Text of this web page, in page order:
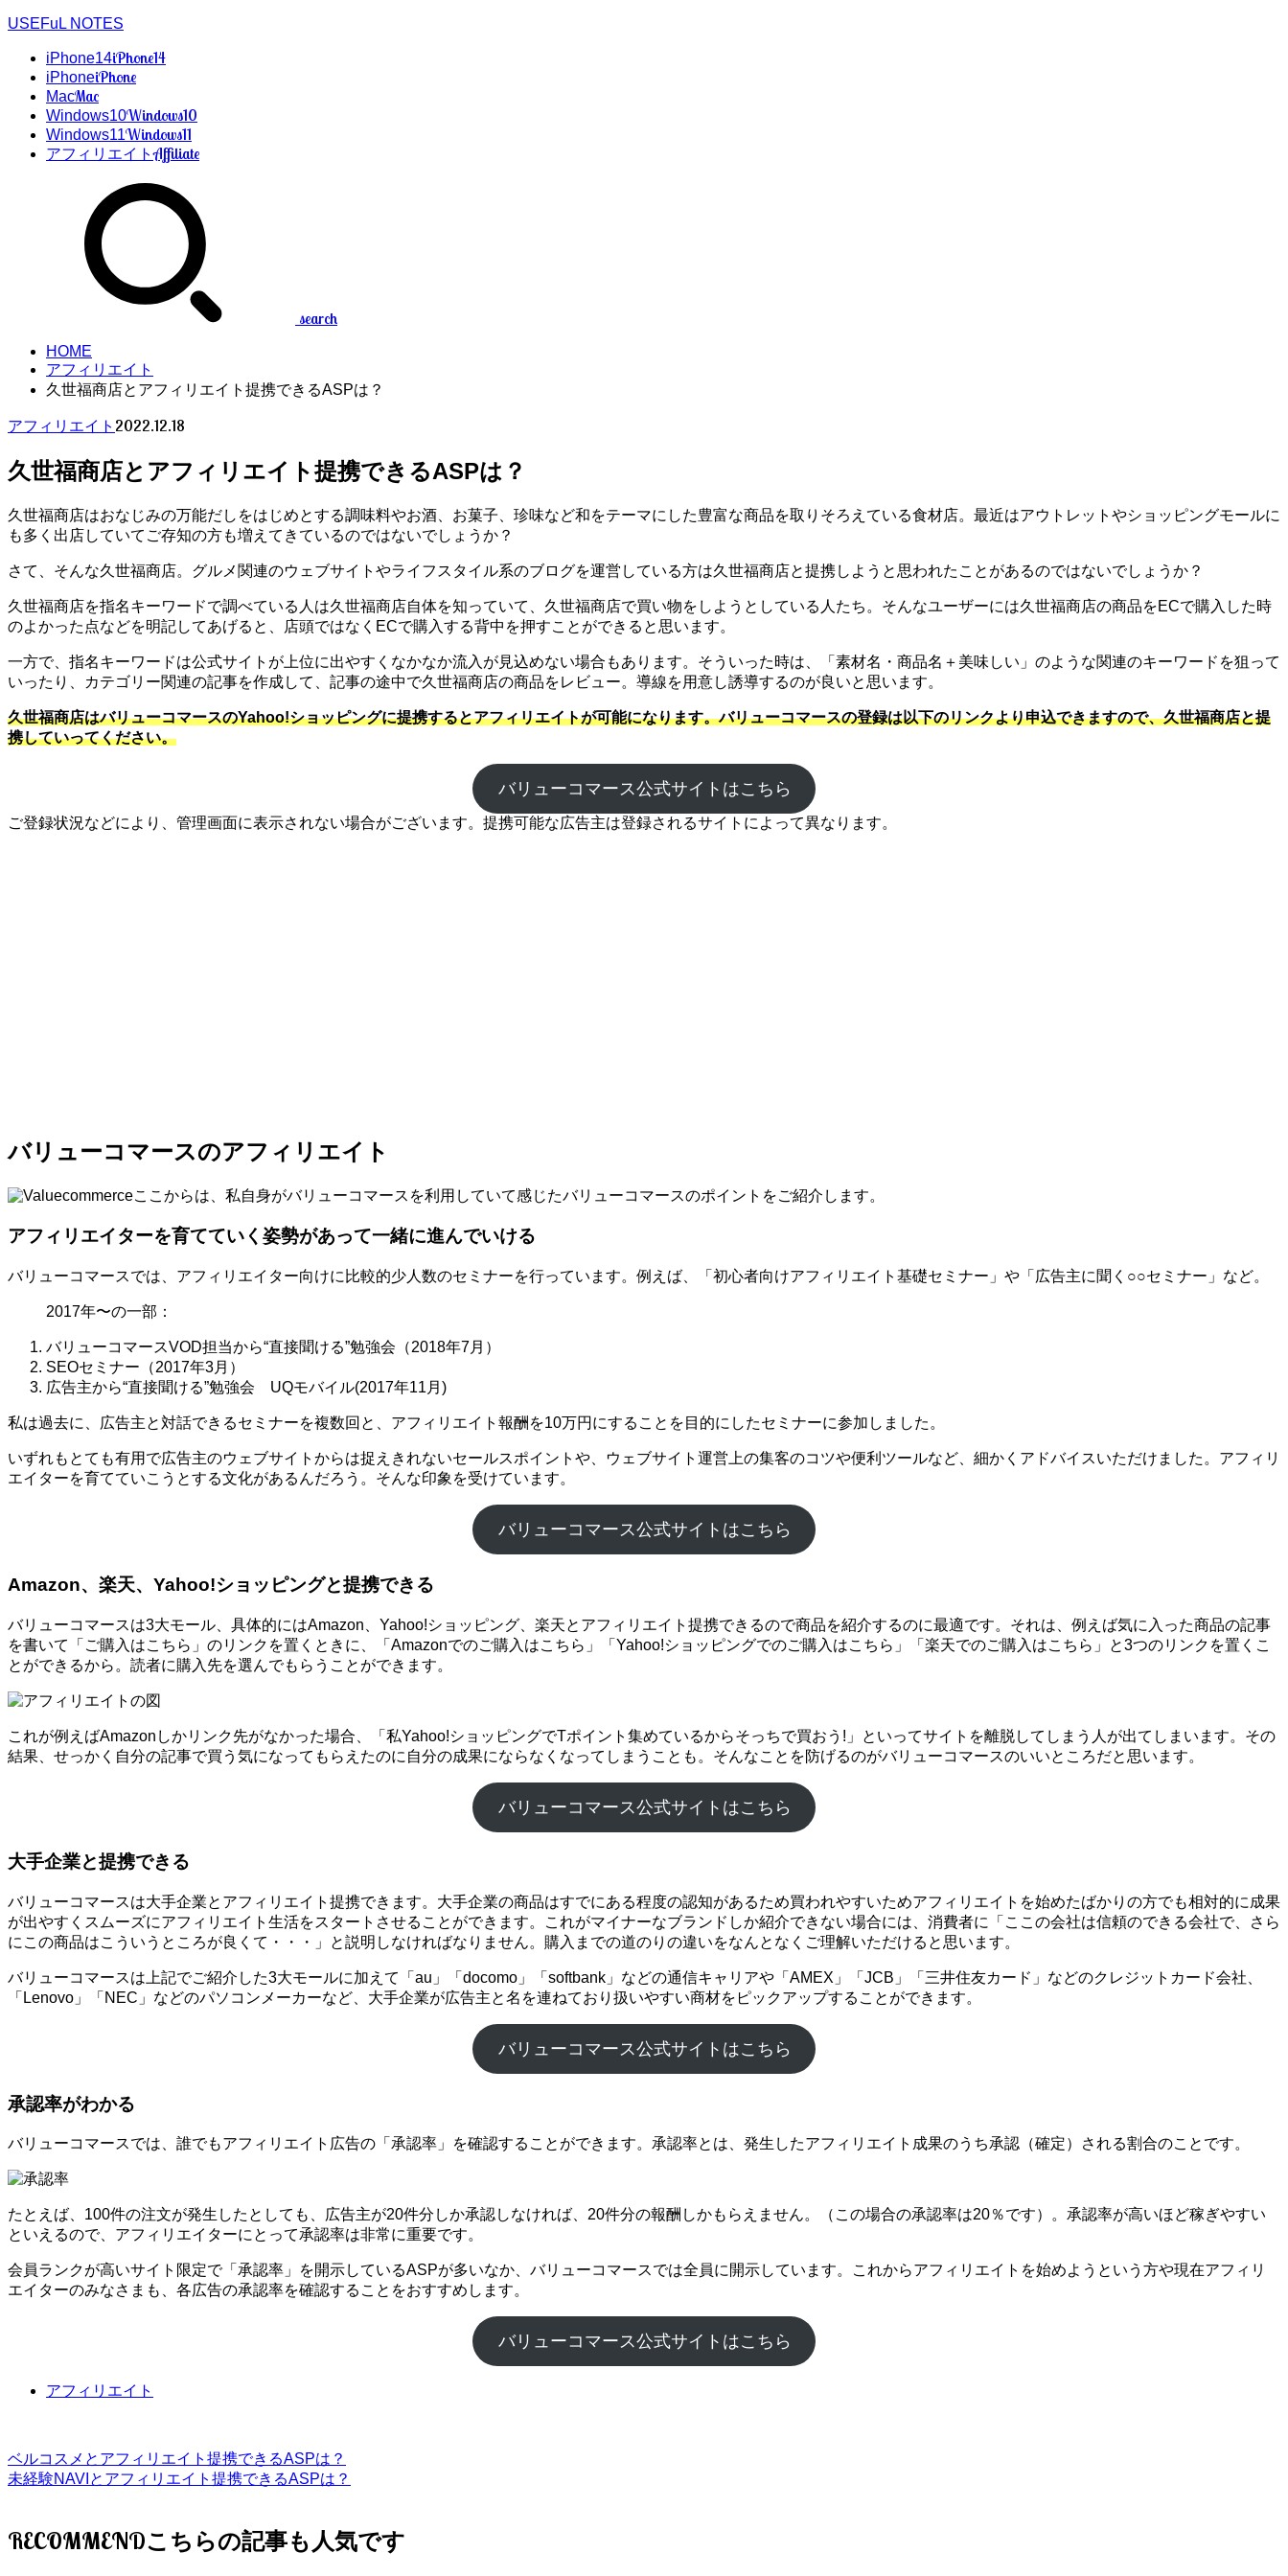
USEFuL NOTES
iPhone14iPhone14
iPhoneiPhone
MacMac
Windows10Windows10
Windows11Windows11
アフィリエイトAffiliate
search
HOME
アフィリエイト
久世福商店とアフィリエイト提携できるASPは？
アフィリエイト 2022.12.18
久世福商店とアフィリエイト提携できるASPは？
久世福商店はおなじみの万能だしをはじめとする調味料やお酒、お菓子、珍味など和をテーマにした豊富な商品を取りそろえている食材店。最近はアウトレットやショッピングモールに
も多く出店していてご存知の方も増えてきているのではないでしょうか？
さて、そんな久世福商店。グルメ関連のウェブサイトやライフスタイル系のブログを運営している方は久世福商店と提携しようと思われたことがあるのではないでしょうか？
久世福商店を指名キーワードで調べている人は久世福商店自体を知っていて、久世福商店で買い物をしようとしている人たち。そんなユーザーには久世福商店の商品をECで購入した時
のよかった点などを明記してあげると、店頭ではなくECで購入する背中を押すことができると思います。
一方で、指名キーワードは公式サイトが上位に出やすくなかなか流入が見込めない場合もあります。そういった時は、「素材名・商品名＋美味しい」のような関連のキーワードを狙って
いったり、カテゴリー関連の記事を作成して、記事の途中で久世福商店の商品をレビュー。導線を用意し誘導するのが良いと思います。
久世福商店はバリューコマースのYahoo!ショッピングに提携するとアフィリエイトが可能になります。バリューコマースの登録は以下のリンクより申込できますので、久世福商店と提
携していってください。
バリューコマース公式サイトはこちら
ご登録状況などにより、管理画面に表示されない場合がございます。提携可能な広告主は登録されるサイトによって異なります。
バリューコマースのアフィリエイト
ここからは、私自身がバリューコマースを利用していて感じたバリューコマースのポイントをご紹介します。
アフィリエイターを育てていく姿勢があって一緒に進んでいける
バリューコマースでは、アフィリエイター向けに比較的少人数のセミナーを行っています。例えば、「初心者向けアフィリエイト基礎セミナー」や「広告主に聞く○○セミナー」など。
2017年〜の一部：
バリューコマースVOD担当から“直接聞ける”勉強会（2018年7月）
SEOセミナー（2017年3月）
広告主から“直接聞ける”勉強会 UQモバイル(2017年11月)
私は過去に、広告主と対話できるセミナーを複数回と、アフィリエイト報酬を10万円にすることを目的にしたセミナーに参加しました。
いずれもとても有用で広告主のウェブサイトからは捉えきれないセールスポイントや、ウェブサイト運営上の集客のコツや便利ツールなど、細かくアドバイスいただけました。アフィリ
エイターを育てていこうとする文化があるんだろう。そんな印象を受けています。
バリューコマース公式サイトはこちら
Amazon、楽天、Yahoo!ショッピングと提携できる
バリューコマースは3大モール、具体的にはAmazon、Yahoo!ショッピング、楽天とアフィリエイト提携できるので商品を紹介するのに最適です。それは、例えば気に入った商品の記事
を書いて「ご購入はこちら」のリンクを置くときに、「Amazonでのご購入はこちら」「Yahoo!ショッピングでのご購入はこちら」「楽天でのご購入はこちら」と3つのリンクを置くこ
とができるから。読者に購入先を選んでもらうことができます。
これが例えばAmazonしかリンク先がなかった場合、「私Yahoo!ショッピングでTポイント集めているからそっちで買おう!」といってサイトを離脱してしまう人が出てしまいます。その
結果、せっかく自分の記事で買う気になってもらえたのに自分の成果にならなくなってしまうことも。そんなことを防げるのがバリューコマースのいいところだと思います。
バリューコマース公式サイトはこちら
大手企業と提携できる
バリューコマースは大手企業とアフィリエイト提携できます。大手企業の商品はすでにある程度の認知があるため買われやすいためアフィリエイトを始めたばかりの方でも相対的に成果
が出やすくスムーズにアフィリエイト生活をスタートさせることができます。これがマイナーなブランドしか紹介できない場合には、消費者に「ここの会社は信頼のできる会社で、さら
にこの商品はこういうところが良くて・・・」と説明しなければなりません。購入までの道のりの違いをなんとなくご理解いただけると思います。
バリューコマースは上記でご紹介した3大モールに加えて「au」「docomo」「softbank」などの通信キャリアや「AMEX」「JCB」「三井住友カード」などのクレジットカード会社、
「Lenovo」「NEC」などのパソコンメーカーなど、大手企業が広告主と名を連ねており扱いやすい商材をピックアップすることができます。
バリューコマース公式サイトはこちら
承認率がわかる
バリューコマースでは、誰でもアフィリエイト広告の「承認率」を確認することができます。承認率とは、発生したアフィリエイト成果のうち承認（確定）される割合のことです。
たとえば、100件の注文が発生したとしても、広告主が20件分しか承認しなければ、20件分の報酬しかもらえません。（この場合の承認率は20％です）。承認率が高いほど稼ぎやすい
といえるので、アフィリエイターにとって承認率は非常に重要です。
会員ランクが高いサイト限定で「承認率」を開示しているASPが多いなか、バリューコマースでは全員に開示しています。これからアフィリエイトを始めようという方や現在アフィリ
エイターのみなさまも、各広告の承認率を確認することをおすすめします。
バリューコマース公式サイトはこちら
アフィリエイト
ベルコスメとアフィリエイト提携できるASPは？
未経験NAVIとアフィリエイト提携できるASPは？
RECOMMEND